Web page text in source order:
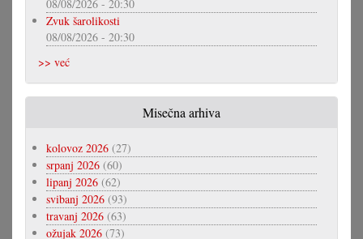
08/08/2026 - 20:30
Zvuk šarolikosti
08/08/2026 - 20:30
>> već
Misečna arhiva
kolovoz 2026 (27)
srpanj 2026 (60)
lipanj 2026 (62)
svibanj 2026 (93)
travanj 2026 (63)
ožujak 2026 (73)